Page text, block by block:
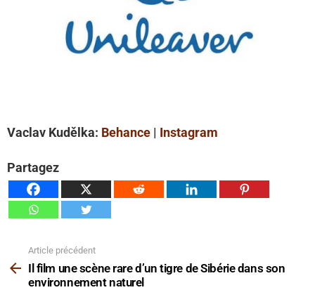
Vaclav Kudělka: Behance | Instagram
Partagez
plus
Article précédent
Il film une scène rare d’un tigre de Sibérie dans son
environnement naturel